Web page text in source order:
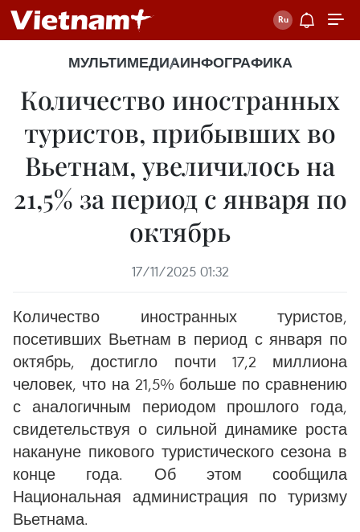
МУЛЬТИМЕДИАИНФОГРАФИКА
Количество иностранных
туристов, прибывших во
Вьетнам, увеличилось на
21,5% за период с января по
октябрь
17/11/2025 01:32
Количество иностранных туристов,
посетивших Вьетнам в период с января по
октябрь, достигло почти 17,2 миллиона
человек, что на 21,5% больше по сравнению
с аналогичным периодом прошлого года,
свидетельствуя о сильной динамике роста
накануне пикового туристического сезона в
конце года. Об этом сообщила
Национальная администрация по туризму
Вьетнама.